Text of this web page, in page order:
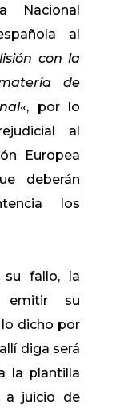
Nacional
al
con la
de
«, por lo
al
Europea
deberán
los
fallo, la
emitir su
dicho por
diga será
la plantilla
a juicio de